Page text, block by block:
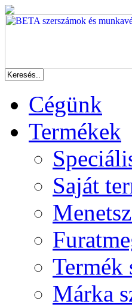
Cégünk
Termékek
Saját
Termék
Márka